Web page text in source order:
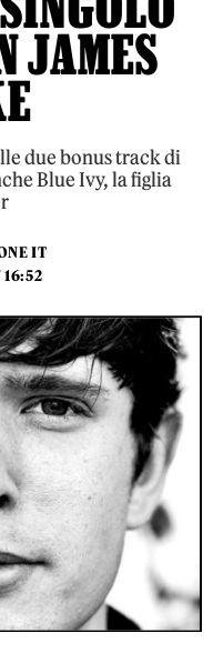
JAMES
due bonus track di
Blue Ivy, la figlia
IT
16:52